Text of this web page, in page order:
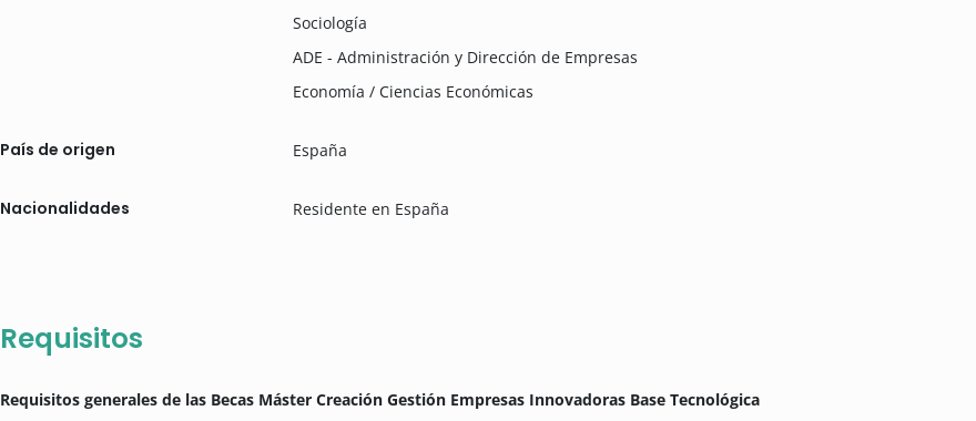
Sociología
ADE - Administración y Dirección de Empresas
Economía / Ciencias Económicas
País de origen España
Nacionalidades Residente en España
Requisitos
Requisitos generales de las Becas Máster Creación Gestión Empresas Innovadoras Base Tecnológica